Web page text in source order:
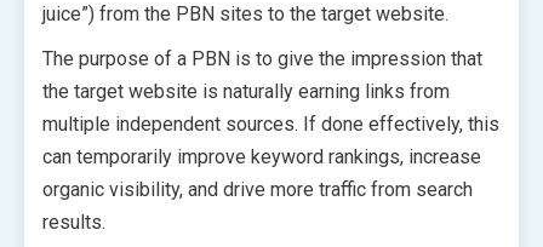
juice”) from the PBN sites to the target website.
The purpose of a PBN is to give the impression that
the target website is naturally earning links from
multiple independent sources. If done effectively, this
can temporarily improve keyword rankings, increase
organic visibility, and drive more traffic from search
results.